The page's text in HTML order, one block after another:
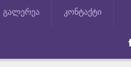
გალერეა კონტაქტი